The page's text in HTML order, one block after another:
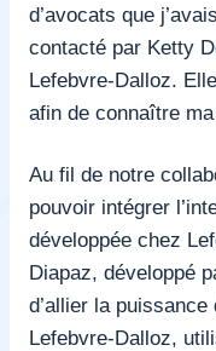
d’avocats que
contacté par Ketty
Lefebvre-Dalloz.
afin de connaître
Au fil de notre
pouvoir intégrer
développée chez
Diapaz, développé
d’allier la
Lefebvre-Dalloz,